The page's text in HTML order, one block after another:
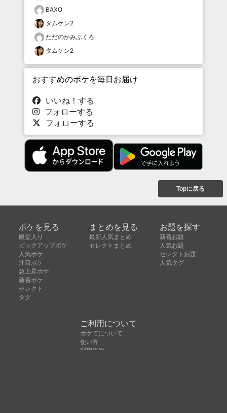
BAXO
タムケン2
ただのかみぶくろ
タムケン2
おすすめのボケを毎日お届け
いいね！する
フォローする
フォローする
Topに戻る
ボケを見る
殿堂入り
ピックアップボケ
人気ボケ
注目ボケ
急上昇ボケ
新着ボケ
セレクト
タグ
まとめを見る
最新人気まとめ
セレクトまとめ
お題を探す
新着お題
人気お題
セレクトお題
人気タグ
ご利用について
ボケてについて
使い方
利用規約